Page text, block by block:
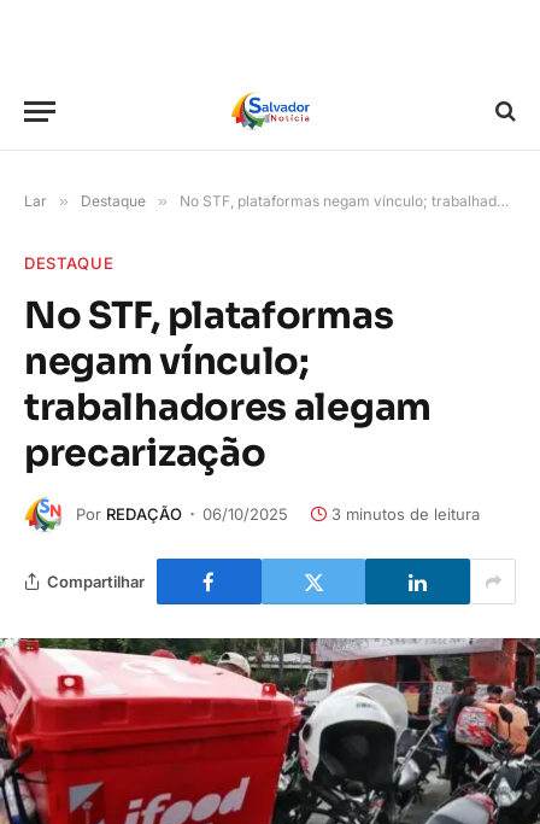
Lar » Destaque » No STF, plataformas negam vínculo; trabalhadores alegam precarização
DESTAQUE
No STF, plataformas
negam vínculo;
trabalhadores alegam
precarização
Por REDAÇÃO 06/10/2025 3 minutos de leitura
Compartilhar